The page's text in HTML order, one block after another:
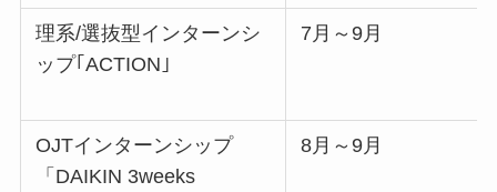
理系/選抜型インターンシ
ップ｢ACTION｣
7月～9月
OJTインターンシップ
「DAIKIN 3weeks
8月～9月